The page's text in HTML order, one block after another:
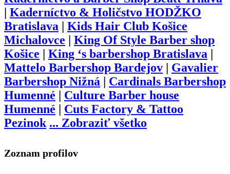
Kaderníctvo & Holičstvo HODŽKO
Bratislava
Kids Hair Club Košice
Michalovce
King Of Style Barber shop
Košice
King ‘s barbershop Bratislava
Mattelo Barbershop Bardejov
Gavalier
Barbershop Nižná
Cardinals Barbershop
Humenné
Culture Barber house
Humenné
Cuts Factory & Tattoo
Pezinok ... Zobraziť všetko
Zoznam profilov